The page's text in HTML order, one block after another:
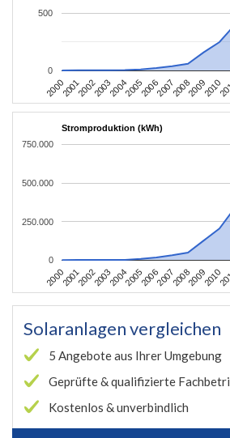
20002001200220032004200520062007200820092010
0
500
Stromproduktion (kWh)
20002001200220032004200520062007200820092010
0
250.000
500.000
750.000
Solaranlagen vergleichen
5 Angebote aus Ihrer Umgebung
Geprüfte & qualifizierte
Kostenlos & unverbindlich